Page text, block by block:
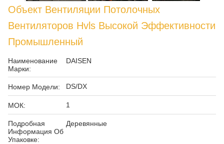
Объект Вентиляции Потолочных
Вентиляторов Hvls Высокой Эффективности
Промышленный
Наименование
Марки:
DAISEN
Номер Модели: DS/DX
МОК: 1
Подробная
Информация Об
Упаковке:
Деревянные